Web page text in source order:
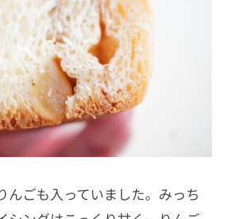
んごも入っていました。みっち